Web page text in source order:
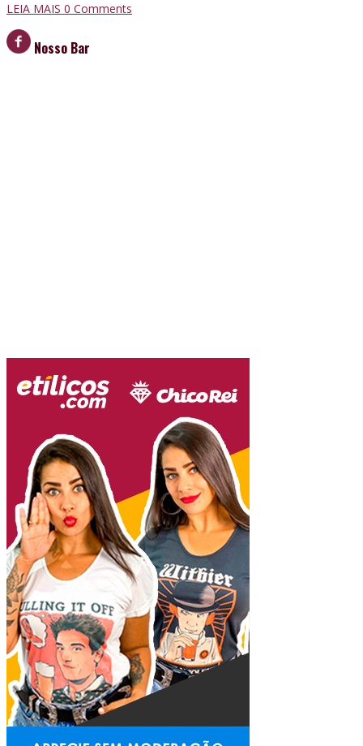
LEIA MAIS 0 Comments
Nosso Bar